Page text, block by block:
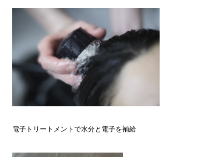
電子トリートメントで水分と電子を補給